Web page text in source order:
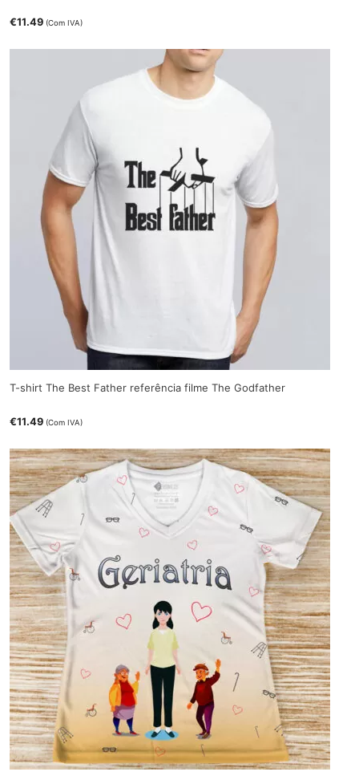
€11.49 (Com IVA)
T-shirt The Best Father referência filme The Godfather
€11.49 (Com IVA)